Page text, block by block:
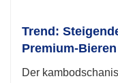
Trend:
Premium-
Der